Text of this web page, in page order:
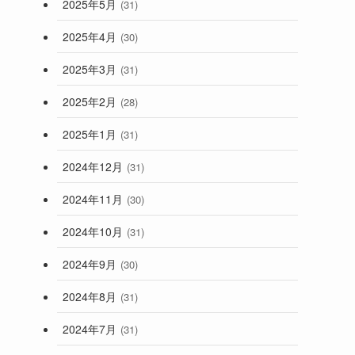
2025年5月 (31)
2025年4月 (30)
2025年3月 (31)
2025年2月 (28)
2025年1月 (31)
2024年12月 (31)
2024年11月 (30)
2024年10月 (31)
2024年9月 (30)
2024年8月 (31)
2024年7月 (31)